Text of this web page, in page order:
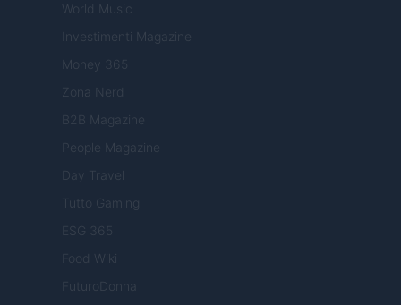
World Music
Investimenti Magazine
Money 365
Zona Nerd
B2B Magazine
People Magazine
Day Travel
Tutto Gaming
ESG 365
Food Wiki
FuturoDonna